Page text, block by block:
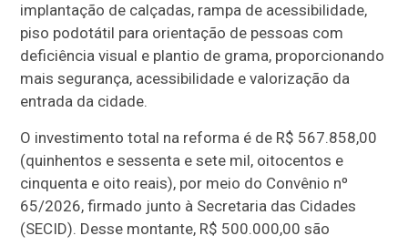
implantação de calçadas, rampa de acessibilidade,
piso podotátil para orientação de pessoas com
deficiência visual e plantio de grama, proporcionando
mais segurança, acessibilidade e valorização da
entrada da cidade.
O investimento total na reforma é de R$ 567.858,00
(quinhentos e sessenta e sete mil, oitocentos e
cinquenta e oito reais), por meio do Convênio nº
65/2026, firmado junto à Secretaria das Cidades
(SECID). Desse montante, R$ 500.000,00 são